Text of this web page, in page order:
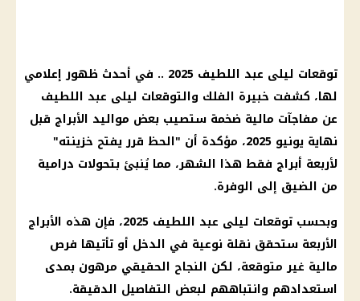
توقعات ليلى عبد اللطيف 2025 .. في أحدث ظهور إعلامي
لها، كشفت خبيرة الفلك والتوقعات ليلى عبد اللطيف
عن مفاجآت مالية ضخمة ستصيب بعض مواليد الأبراج قبل
نهاية يونيو 2025، مؤكدة أن "الحظ قرر يفتح خزينته"
لأربعة أبراج فقط هذا الشهر، مما يُنبئ بتحولات درامية
من الضيق إلى الوفرة.
وبحسب توقعات ليلى عبد اللطيف 2025، فإن هذه الأبراج
الأربعة ستحقق نقلة نوعية في الدخل أو تأتيها فرص
مالية غير متوقعة، لكن النجاح الحقيقي مرهون بمدى
استعدادهم وانتباههم لبعض التفاصيل الدقيقة.